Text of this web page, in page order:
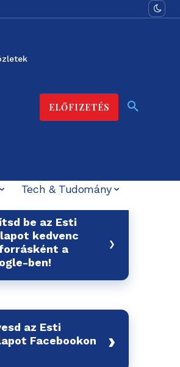
ELŐFIZETÉS
Tech & Tudomány
be az Esti
kedvenc
a
ben!
›
az Esti
Facebookon
›